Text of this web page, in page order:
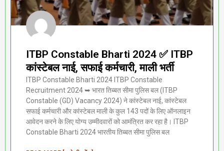
ITBP Constable Bharti 2024 ✅ ITBP
कांस्टेबल नाई, सफाई कर्मचारी, माली भर्ती
ITBP Constable Bharti 2024 ITBP Constable
Recruitment 2024 ➥ भारत तिब्बत सीमा पुलिस बल (ITBP
Constable (GD) Vacancy 2024) ने कांस्टेबल नाई, कांस्टेबल
सफाई कर्मचारी और कांस्टेबल माली के कुल 143 पदों के लिए ऑनलाइन
आवेदन करने के लिए योग्य उम्मीदवारों को आमंत्रित कर रहा है। ITBP
Constable Bharti 2024 भारतीय तिब्बत सीमा पुलिस बल